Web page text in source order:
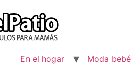
En el hogar Moda bebé